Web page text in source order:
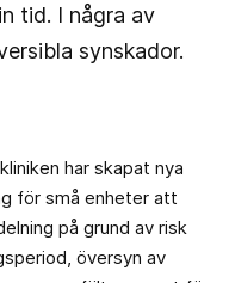
tid. I några av
synskador.
har skapat nya
för små enheter att
på grund av risk
översyn av